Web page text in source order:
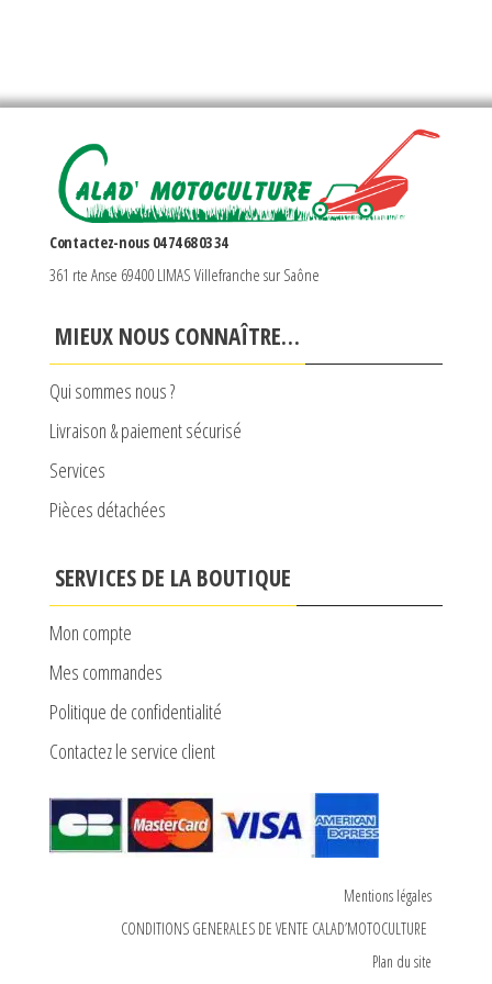
Contactez-nous 04 74 68 03 34
361 rte Anse 69400 LIMAS Villefranche sur Saône
MIEUX NOUS CONNAÎTRE…
Qui sommes nous ?
Livraison & paiement sécurisé
Services
Pièces détachées
SERVICES DE LA BOUTIQUE
Mon compte
Mes commandes
Politique de confidentialité
Contactez le service client
Mentions légales
CONDITIONS GENERALES DE VENTE CALAD’MOTOCULTURE
Plan du site